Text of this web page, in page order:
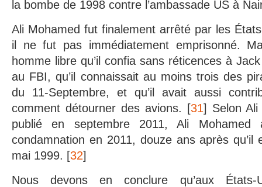
la bombe de 1998 contre l’ambassade US à
Ali Mohamed fut finalement arrêté par les
il ne fut pas immédiatement emprisonné.
homme libre qu’il confia sans réticences à
au FBI, qu’il connaissait au moins trois des
du 11-Septembre, et qu’il avait aussi
comment détourner des avions. [31] Selon
publié en septembre 2011, Ali Mohamed
condamnation en 2011, douze ans après qu’il
mai 1999. [32]
Nous devons en conclure qu’aux États-